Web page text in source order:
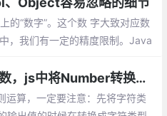
的“数字”。这个数 字大致对应数
，我们有一定的精度限制。Java
js中四舍五入保留两位效数，js中将Number转换成字符类型
运算，一定要注意：先将字符类